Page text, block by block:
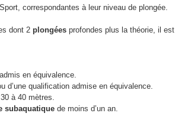
correspondantes à leur niveau de plongée.
dont 2 plongées profondes plus la théorie, il est
en équivalence.
d’une qualification admise en équivalence.
à 40 mètres.
subaquatique de moins d’un an.